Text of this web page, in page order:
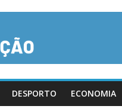
DESPORTO ECONOMIA